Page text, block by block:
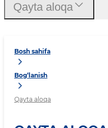
Bosh sahifa
Bog‘lanish
Qayta aloqa
Qayta aloqa